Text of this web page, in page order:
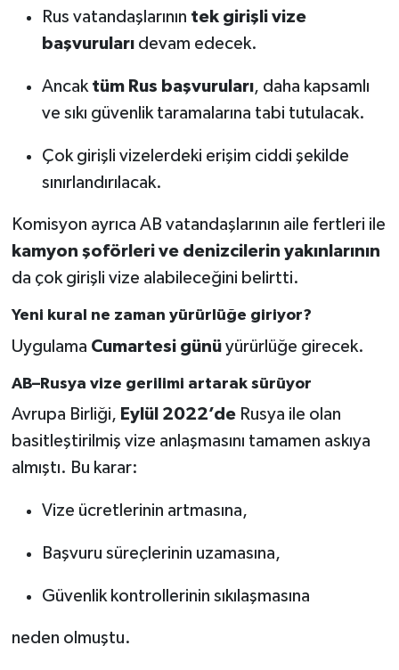
Rus vatandaşlarının tek girişli vize
başvurularıdevam edecek.
Ancak tüm Rus başvuruları, daha kapsamlı
ve sıkı güvenlik taramalarına tabi tutulacak.
Çok girişli vizelerdeki erişim ciddi şekilde
sınırlandırılacak.
Komisyon ayrıca AB vatandaşlarının aile fertleri ile
kamyon şoförleri ve denizcilerin yakınlarının
da çok girişli vize alabileceğini belirtti.
Yeni kural ne zaman yürürlüğe giriyor?
Uygulama Cumartesi günüyürürlüğe girecek.
AB–Rusya vize gerilimi artarak sürüyor
Avrupa Birliği, Eylül 2022’deRusya ile olan
basitleştirilmiş vize anlaşmasını tamamen askıya
almıştı. Bu karar:
Vize ücretlerinin artmasına,
Başvuru süreçlerinin uzamasına,
Güvenlik kontrollerinin sıkılaşmasına
neden olmuştu.